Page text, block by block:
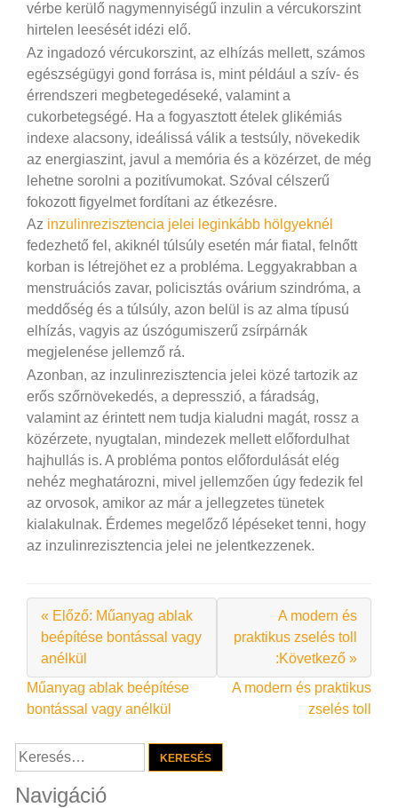
vérbe kerülő nagymennyiségű inzulin a vércukorszint
hirtelen leesését idézi elő.
Az ingadozó vércukorszint, az elhízás mellett, számos
egészségügyi gond forrása is, mint például a szív- és
érrendszeri megbetegedéseké, valamint a
cukorbetegségé. Ha a fogyasztott ételek glikémiás
indexe alacsony, ideálissá válik a testsúly, növekedik
az energiaszint, javul a memória és a közérzet, de még
lehetne sorolni a pozitívumokat. Szóval célszerű
fokozott figyelmet fordítani az étkezésre.
Az inzulinrezisztencia jelei leginkább hölgyeknél
fedezhető fel, akiknél túlsúly esetén már fiatal, felnőtt
korban is létrejöhet ez a probléma. Leggyakrabban a
menstruációs zavar, policisztás ovárium szindróma, a
meddőség és a túlsúly, azon belül is az alma típusú
elhízás, vagyis az úszógumiszerű zsírpárnák
megjelenése jellemző rá.
Azonban, az inzulinrezisztencia jelei közé tartozik az
erős szőrnövekedés, a depresszió, a fáradság,
valamint az érintett nem tudja kialudni magát, rossz a
közérzete, nyugtalan, mindezek mellett előfordulhat
hajhullás is. A probléma pontos előfordulását elég
nehéz meghatározni, mivel jellemzően úgy fedezik fel
az orvosok, amikor az már a jellegzetes tünetek
kialakulnak. Érdemes megelőző lépéseket tenni, hogy
az inzulinrezisztencia jelei ne jelentkezzenek.
« Előző: Műanyag ablak
beépítése bontással vagy
anélkül
A modern és
praktikus zselés toll
:Következő »
Bejegyzés
navigáció
Műanyag ablak beépítése
bontással vagy anélkül
A modern és praktikus
zselés toll
Keresés:
Navigáció